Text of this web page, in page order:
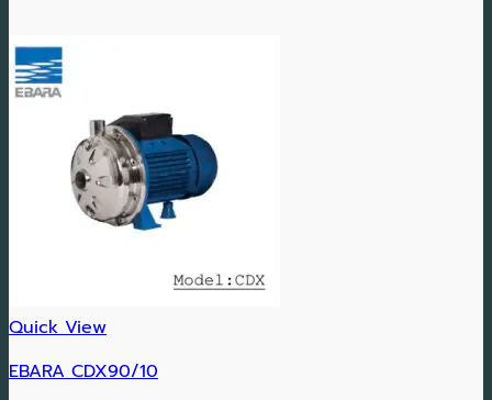
Quick View
EBARA CDX90/10